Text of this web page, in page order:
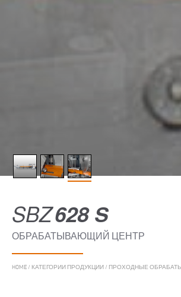
SBZ628 S
ОБРАБАТЫВАЮЩИЙ ЦЕНТР
HOME / КАТЕГОРИИ ПРОДУКЦИИ / ПРОХОДНЫЕ